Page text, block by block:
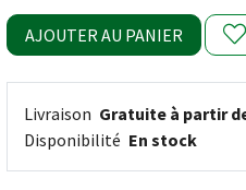
AJOUTER AU PANIER
Livraison Gratuite à partir
Disponibilité En stock